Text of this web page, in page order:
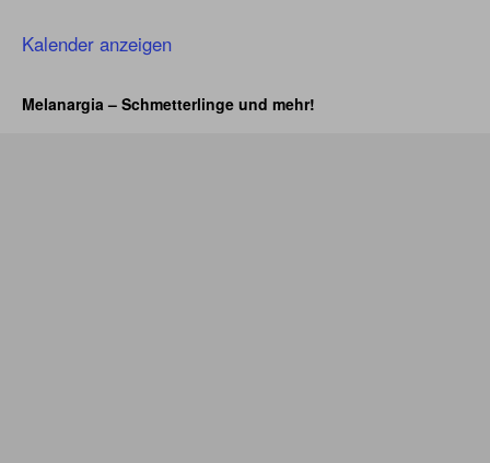
Kalender anzeigen
Melanargia – Schmetterlinge und mehr!